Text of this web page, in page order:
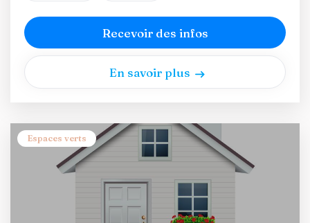
Recevoir des infos
En savoir plus
Espaces verts